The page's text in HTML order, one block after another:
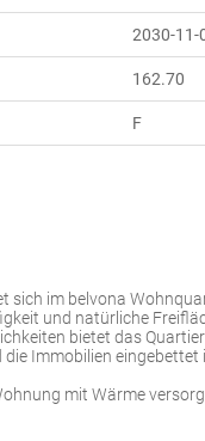
2030-11-
162.70
F
sich im belvona
und natürliche
bietet das
Immobilien eingebettet
mit Wärme